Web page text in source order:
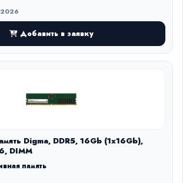
Добавить в заявку
Digma, DDR5, 16Gb (1x16Gb),
DIMM
память